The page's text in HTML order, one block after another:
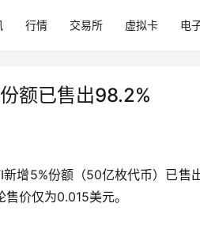
行情 交易所 虚拟卡 电
额已售出98.2%
增5%份额（50亿枚代币）已售
价仅为0.015美元。